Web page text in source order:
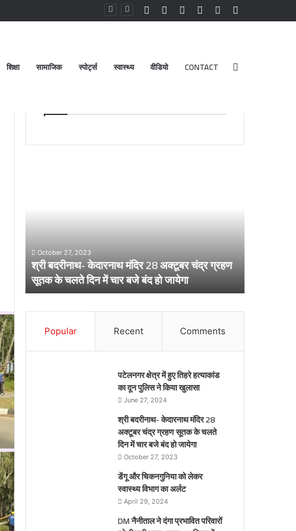
Random
Log
Instagram
YouTube
Facebook
शिक्षा सामाजिक स्पोर्ट्स स्वास्थ्य वीडियो CONTACT
ग्रहण
सूतक
के
चलते
October 27, 2023
श्री बदरीनाथ- केदारनाथ मंदिर 28 अक्टूबर चंद्र ग्रहण
सूतक के चलते दिन में चार बजे बंद हो जायेगा
Popular Recent Comments
पटेलनगर क्षेत्र में हुए तिहरे हत्याकांड
का दून पुलिस ने किया खुलासा
June 27, 2024
श्री बदरीनाथ- केदारनाथ मंदिर 28
अक्टूबर चंद्र ग्रहण सूतक के चलते
दिन में चार बजे बंद हो जायेगा
October 27, 2023
डेंगू और चिकनगुनिया को लेकर
स्वास्थ्य विभाग का अर्लट
April 29, 2024
DM नैनीताल ने दंगा प्रभावित परिवारों